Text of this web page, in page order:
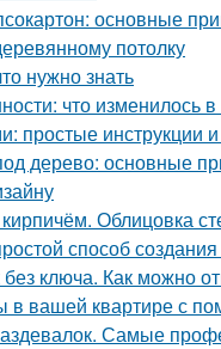
основные
потолку
нужно знать
что изменилось
простые инструкции
дерево: основные
Облицовка
способ создания
ключа. Как можно
в вашей квартире с
Самые